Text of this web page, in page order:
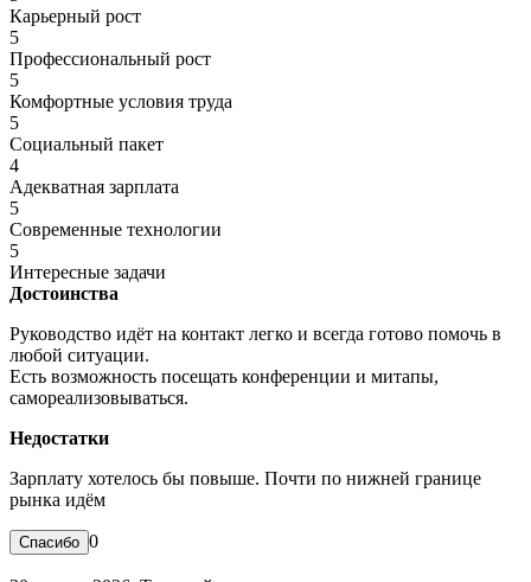
Карьерный рост
5
Профессиональный рост
5
Комфортные условия труда
5
Социальный пакет
4
Адекватная зарплата
5
Современные технологии
5
Интересные задачи
Достоинства
Руководство идёт на контакт легко и всегда готово помочь в
любой ситуации.
Есть возможность посещать конференции и митапы,
самореализовываться.
Недостатки
Зарплату хотелось бы повыше. Почти по нижней границе
рынка идём
0